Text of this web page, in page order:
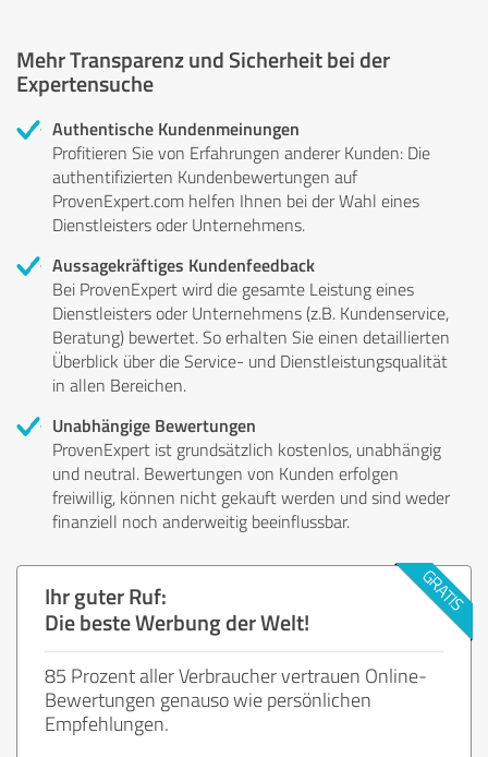
Mehr Transparenz und Sicherheit bei der
Expertensuche
Authentische Kundenmeinungen
Profitieren Sie von Erfahrungen anderer Kunden: Die
authentifizierten Kundenbewertungen auf
ProvenExpert.com helfen Ihnen bei der Wahl eines
Dienstleisters oder Unternehmens.
Aussagekräftiges Kundenfeedback
Bei ProvenExpert wird die gesamte Leistung eines
Dienstleisters oder Unternehmens (z.B. Kundenservice,
Beratung) bewertet. So erhalten Sie einen detaillierten
Überblick über die Service- und Dienstleistungsqualität
in allen Bereichen.
Unabhängige Bewertungen
ProvenExpert ist grundsätzlich kostenlos, unabhängig
und neutral. Bewertungen von Kunden erfolgen
freiwillig, können nicht gekauft werden und sind weder
finanziell noch anderweitig beeinflussbar.
Ihr guter Ruf:
Die beste Werbung der Welt!
85 Prozent aller Verbraucher vertrauen Online-
Bewertungen genauso wie persönlichen
Empfehlungen.